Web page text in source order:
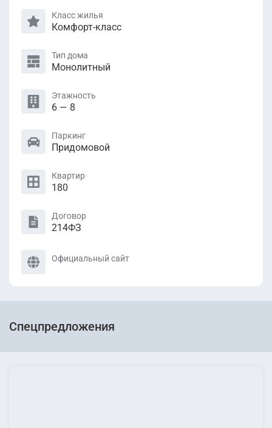
Класс жилья
Комфорт-класс
Тип дома
Монолитный
Этажность
6 — 8
Паркинг
Придомовой
Квартир
180
Договор
214ФЗ
Официальный сайт
Спецпредложения